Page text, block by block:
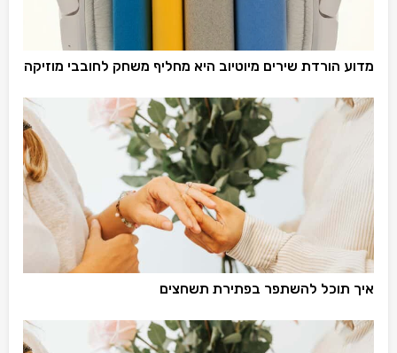
מדוע הורדת שירים מיוטיוב היא מחליף משחק לחובבי מוזיקה
איך תוכל להשתפר בפתירת תשחצים